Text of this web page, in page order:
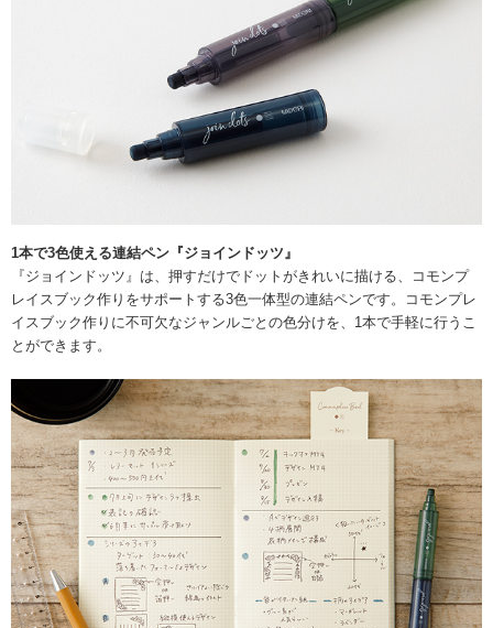
1本で3色使える連結ペン『ジョインドッツ』
『ジョインドッツ』は、押すだけでドットがきれいに描ける、コモンプ
レイスブック作りをサポートする3色一体型の連結ペンです。コモンプレ
イスブック作りに不可欠なジャンルごとの色分けを、1本で手軽に行うこ
とができます。